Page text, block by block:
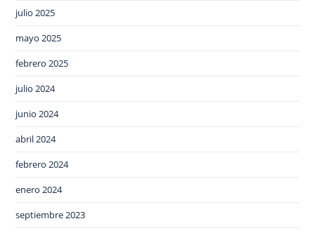
julio 2025
mayo 2025
febrero 2025
julio 2024
junio 2024
abril 2024
febrero 2024
enero 2024
septiembre 2023